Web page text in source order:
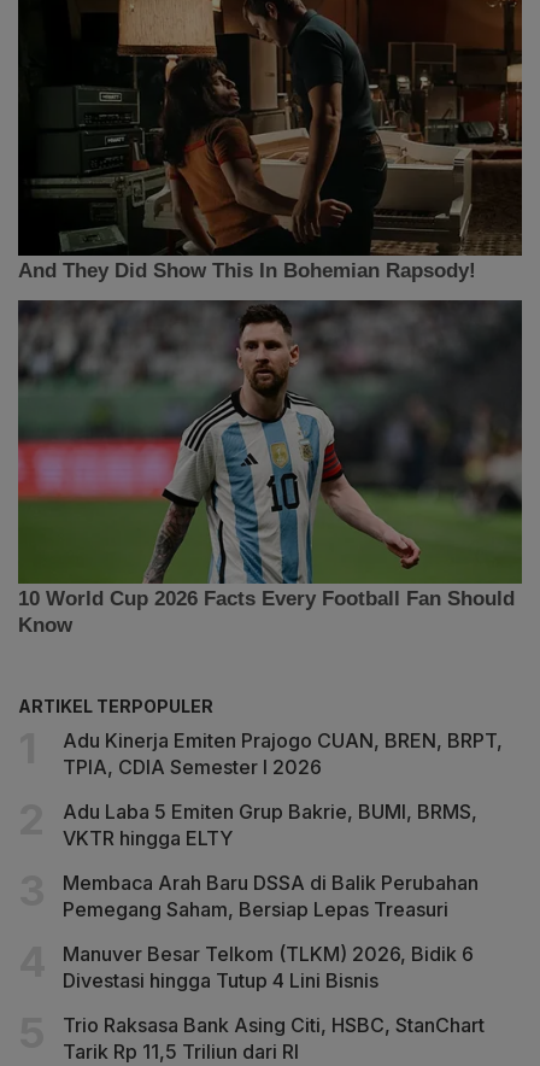
ARTIKEL TERPOPULER
Adu Kinerja Emiten Prajogo CUAN, BREN, BRPT,
TPIA, CDIA Semester I 2026
Adu Laba 5 Emiten Grup Bakrie, BUMI, BRMS,
VKTR hingga ELTY
Membaca Arah Baru DSSA di Balik Perubahan
Pemegang Saham, Bersiap Lepas Treasuri
Manuver Besar Telkom (TLKM) 2026, Bidik 6
Divestasi hingga Tutup 4 Lini Bisnis
Trio Raksasa Bank Asing Citi, HSBC, StanChart
Tarik Rp 11,5 Triliun dari RI